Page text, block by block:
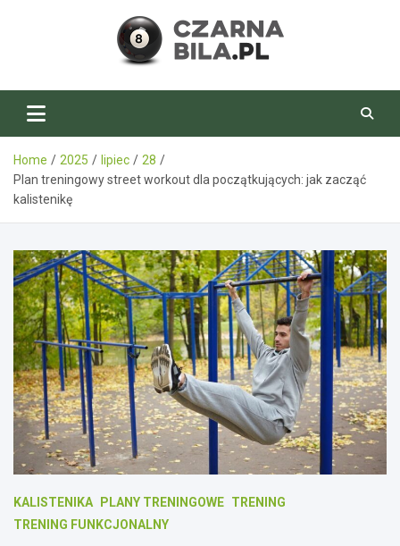
CzarnaBila.pl
Home 2025 lipiec
28
Plan treningowy street workout dla początkujących: jak zacząć
kalistenikę
KALISTENIKA PLANY TRENINGOWE TRENING
TRENING FUNKCJONALNY